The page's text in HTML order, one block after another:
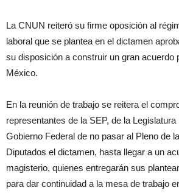
La CNUN reiteró su firme oposición al
laboral que se plantea en el dictamen
su disposición a construir un gran acuerdo
México.
En la reunión de trabajo se reitera el
representantes de la SEP, de la
Gobierno Federal de no pasar al Pleno de
Diputados el dictamen, hasta llegar a un
magisterio, quienes entregarán sus
para dar continuidad a la mesa de trabajo